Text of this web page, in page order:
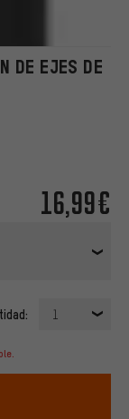
DE EJES DE
16,99€
1